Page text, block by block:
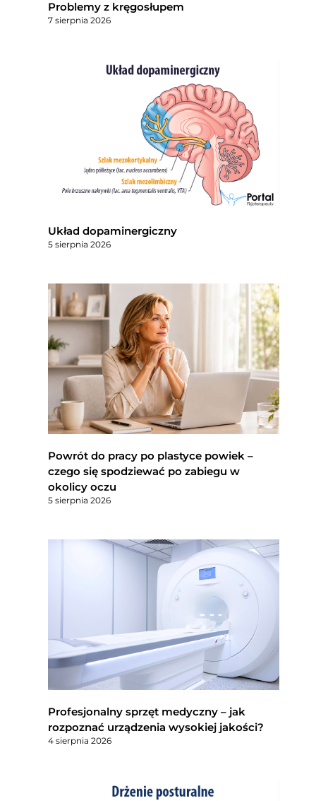
Problemy z kręgosłupem
7 sierpnia 2026
Układ dopaminergiczny
5 sierpnia 2026
Powrót do pracy po plastyce powiek –
czego się spodziewać po zabiegu w
okolicy oczu
5 sierpnia 2026
Profesjonalny sprzęt medyczny – jak
rozpoznać urządzenia wysokiej jakości?
4 sierpnia 2026